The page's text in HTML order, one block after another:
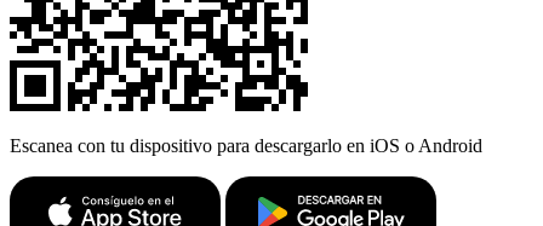
Escanea con tu dispositivo para descargarlo en iOS o Android